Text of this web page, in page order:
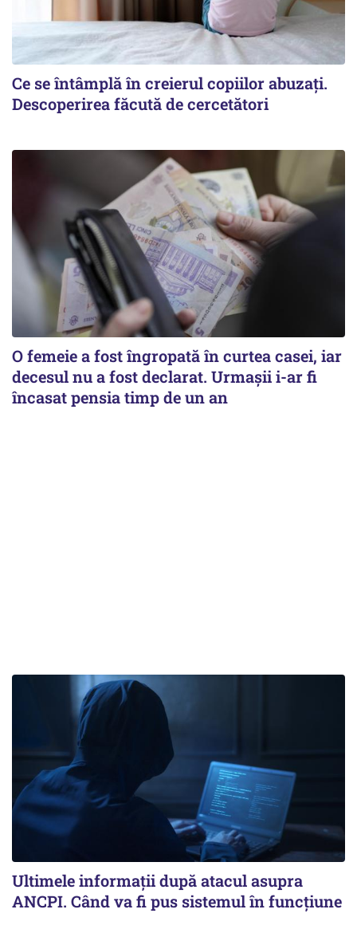
Ce se întâmplă în creierul copiilor abuzați.
Descoperirea făcută de cercetători
O femeie a fost îngropată în curtea casei, iar
decesul nu a fost declarat. Urmașii i-ar fi
încasat pensia timp de un an
Ultimele informații după atacul asupra
ANCPI. Când va fi pus sistemul în funcțiune